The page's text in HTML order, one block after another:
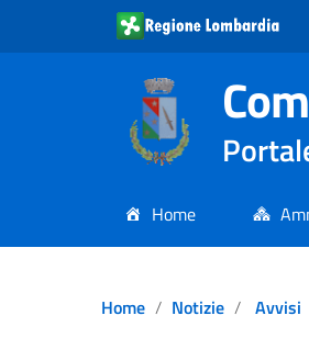
Home
Home Notizie Avvisi